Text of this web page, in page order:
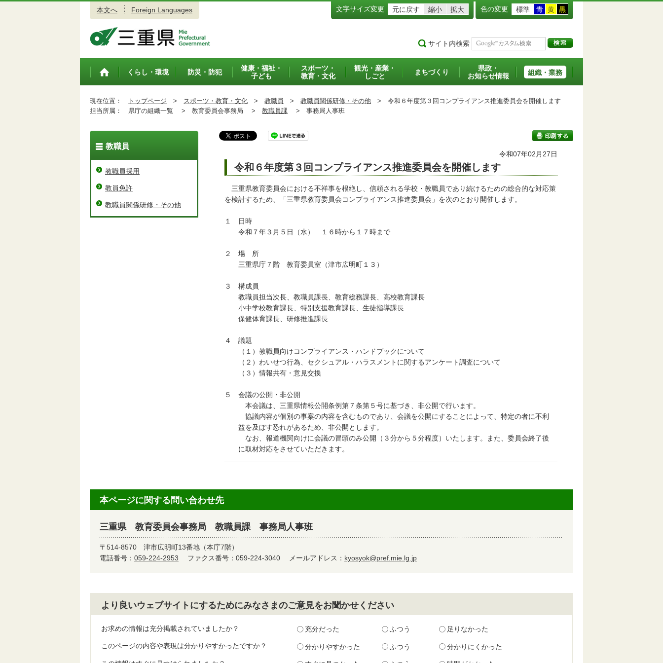
本文へ Foreign Languages 文字サイズ変更 元に戻す 縮小 拡大 色の変更 標準 青 黄 黒
サイト内検索
トップペ
くらし・環境 防災・防犯
健康・福祉・
子ども
スポーツ・
教育・文化
観光・産業・
しごと
まちづくり
県政・
お知らせ情報
組織・業務
現在位置： トップページ > スポーツ・教育・文化 > 教職員 > 教職員関係研修・その他 > 令和６年度第３回コンプライアンス推進委員会を開催します
担当所属：
県庁の組織一覧 > 教育委員会事務局 > 教職員課 > 事務局人事班
印刷する
令和07年02月27日
令和６年度第３回コンプライアンス推進委員会を開催します
三重県教育委員会における不祥事を根絶し、信頼される学校・教職員であり続けるための総合的な対応策
を検討するため、「三重県教育委員会コンプライアンス推進委員会」を次のとおり開催します。
１ 日時
令和７年３月５日（水） １６時から１７時まで
２ 場 所
三重県庁７階 教育委員室（津市広明町１３）
３ 構成員
教職員担当次長、教職員課長、教育総務課長、高校教育課長
小中学校教育課長、特別支援教育課長、生徒指導課長
保健体育課長、研修推進課長
４ 議題
（１）教職員向けコンプライアンス・ハンドブックについて
（２）わいせつ行為、セクシュアル・ハラスメントに関するアンケート調査について
（３）情報共有・意見交換
５ 会議の公開・非公開
本会議は、三重県情報公開条例第７条第５号に基づき、非公開で行います。
協議内容が個別の事案の内容を含むものであり、会議を公開にすることによって、特定の者に不利
益を及ぼす恐れがあるため、非公開とします。
なお、報道機関向けに会議の冒頭のみ公開（３分から５分程度）いたします。また、委員会終了後
に取材対応をさせていただきます。
教職員
教職員採用
教員免許
教職員関係研修・その他
本ページに関する問い合わせ先
三重県 教育委員会事務局 教職員課 事務局人事班
〒514-8570 津市広明町13番地（本庁7階）
電話番号： 059-224-2953 ファクス番号：059-224-3040 メールアドレス： kyosyok@pref.mie.lg.jp
より良いウェブサイトにするためにみなさまのご意見をお聞かせください
お求めの情報は充分掲載されていましたか？ 充分だった ふつう 足りなかった
このページの内容や表現は分かりやすかったですか？ 分かりやすかった ふつう 分かりにくかった